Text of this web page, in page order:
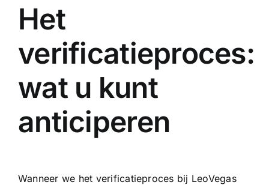
Het
verificatieproces:
wat u kunt
anticiperen
Wanneer we het verificatieproces bij LeoVegas